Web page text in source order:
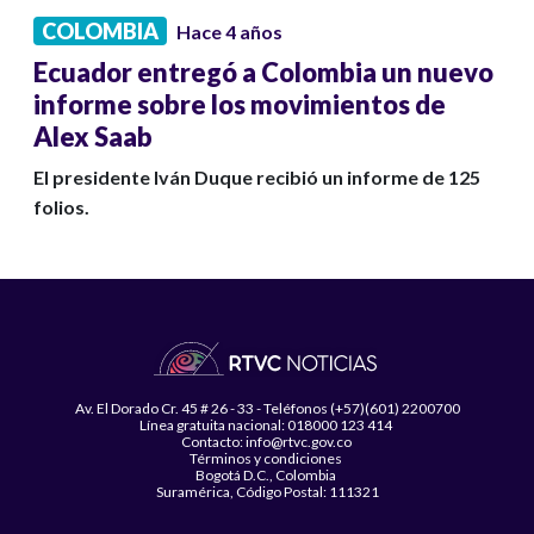
COLOMBIA Hace 4 años
Ecuador entregó a Colombia un nuevo
informe sobre los movimientos de
Alex Saab
El presidente Iván Duque recibió un informe de 125
folios.
Av. El Dorado Cr. 45 # 26 - 33 - Teléfonos (+57)(601) 2200700
Línea gratuita nacional: 018000 123 414
Contacto: info@rtvc.gov.co
Términos y condiciones
Bogotá D.C., Colombia
Suramérica, Código Postal: 111321